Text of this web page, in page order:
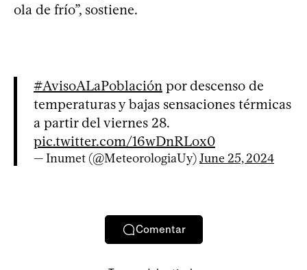
ola de frío”, sostiene.
#AvisoALaPoblación por descenso de
temperaturas y bajas sensaciones térmicas
a partir del viernes 28.
pic.twitter.com/16wDnRLox0
— Inumet (@MeteorologiaUy)June 25, 2024
Comentar